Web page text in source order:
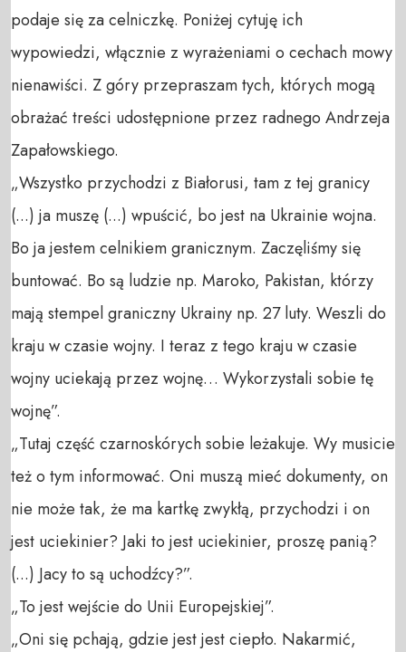
podaje się za celniczkę. Poniżej cytuję ich
wypowiedzi, włącznie z wyrażeniami o cechach mowy
nienawiści. Z góry przepraszam tych, których mogą
obrażać treści udostępnione przez radnego Andrzeja
Zapałowskiego.
„Wszystko przychodzi z Białorusi, tam z tej granicy
(...) ja muszę (...) wpuścić, bo jest na Ukrainie wojna.
Bo ja jestem celnikiem granicznym. Zaczęliśmy się
buntować. Bo są ludzie np. Maroko, Pakistan, którzy
mają stempel graniczny Ukrainy np. 27 luty. Weszli do
kraju w czasie wojny. I teraz z tego kraju w czasie
wojny uciekają przez wojnę… Wykorzystali sobie tę
wojnę”.
„Tutaj część czarnoskórych sobie leżakuje. Wy musicie
też o tym informować. Oni muszą mieć dokumenty, on
nie może tak, że ma kartkę zwykłą, przychodzi i on
jest uciekinier? Jaki to jest uciekinier, proszę panią?
(...) Jacy to są uchodźcy?”.
„To jest wejście do Unii Europejskiej”.
„Oni się pchają, gdzie jest jest ciepło. Nakarmić,